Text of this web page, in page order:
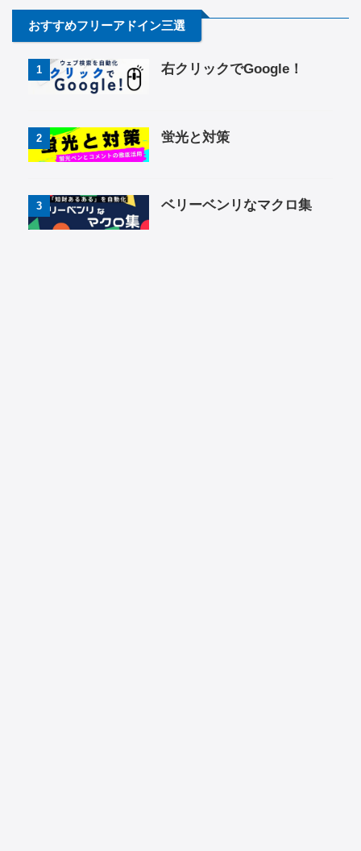
おすすめフリーアドイン三選
1 右クリックでGoogle！
2 蛍光と対策
3 ベリーベンリなマクロ集